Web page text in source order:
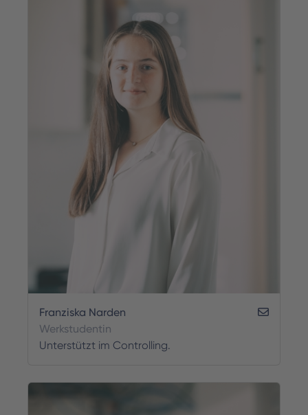
Franziska Narden
Werkstudentin
Unterstützt im Controlling.